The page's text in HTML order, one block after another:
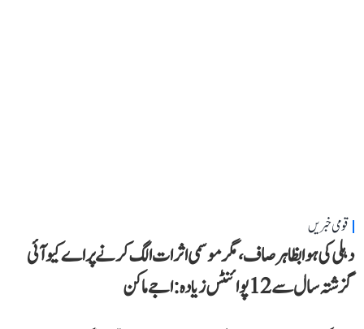
قومی خبریں
دہلی کی ہوا بظاہر صاف، مگر موسمی اثرات الگ کرنے پر اے کیو آئی
گزشتہ سال سے 12 پوائنٹس زیادہ: اجے ماکن